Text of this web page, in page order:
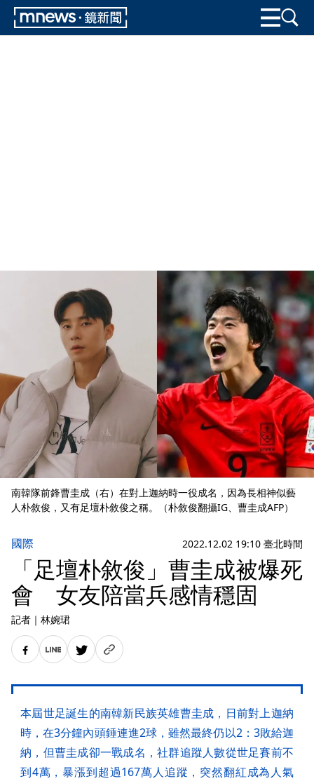
南韓隊前鋒曹圭成（右）在對上迦納時一役成名，因為長相神似藝
人朴敘俊，又有足壇朴敘俊之稱。（朴敘俊翻攝IG、曹圭成AFP）
國際 2022.12.02 19:10 臺北時間
「足壇朴敘俊」曹圭成被爆死
會 女友陪當兵感情穩固
記者 ｜ 林婉珺
本屆世足誕生的南韓新民族英雄曹圭成，日前對上迦納
時，在3分鐘內頭錘連進2球，雖然最終仍以2：3敗給迦
納，但曹圭成卻一戰成名，社群追蹤人數從世足賽前不
到4萬，暴漲到超過167萬人追蹤，突然翻紅成為人氣